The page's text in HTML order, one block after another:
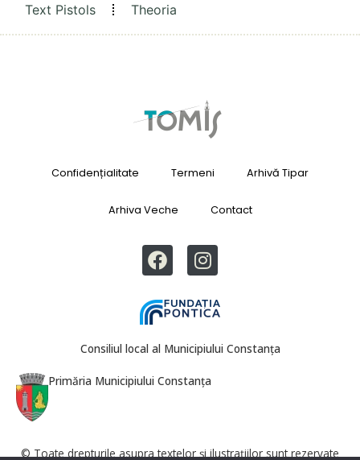
Text Pistols
Theoria
Confidențialitate Termeni Arhivă Tipar
Arhiva Veche Contact
Consiliul local al Municipiului Constanța
Primăria Municipiului Constanța
© Toate drepturile asupra textelor și ilustrațiilor sunt rezervate